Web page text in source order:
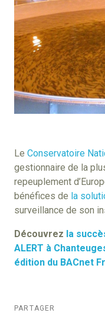
Le Conservatoire
gestionnaire de la
repeuplement
bénéfices de la
surveillance de son
Découvrez la
ALERT à
édition du BACnet
PARTAGER